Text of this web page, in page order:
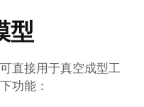
型
直接用于真空成型工
功能：